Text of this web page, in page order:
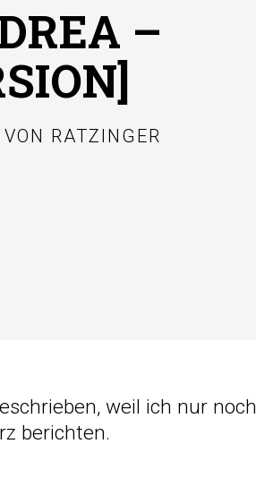
–
VON RATZINGER
weil ich nur noch
berichten.